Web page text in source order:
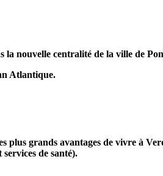
nouvelle centralité de la ville de
Atlantique.
plus grands avantages de vivre à
de santé).